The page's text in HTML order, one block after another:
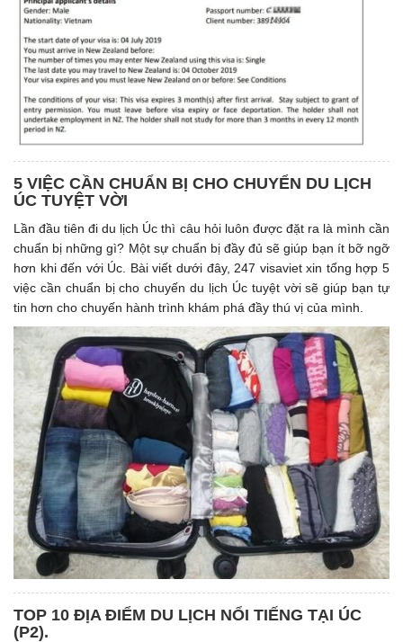
5 VIỆC CẦN CHUẨN BỊ CHO CHUYỂN DU LỊCH
ÚC TUYỆT VỜI
Lần đầu tiên đi du lịch Úc thì câu hỏi luôn được đặt ra là mình cần
chuẩn bị những gì? Một sự chuẩn bị đầy đủ sẽ giúp bạn ít bỡ ngỡ
hơn khi đến với Úc. Bài viết dưới đây, 247 visaviet xin tổng hợp 5
việc cần chuẩn bị cho chuyến du lịch Úc tuyệt vời sẽ giúp bạn tự
tin hơn cho chuyến hành trình khám phá đầy thú vị của mình.
TOP 10 ĐỊA ĐIỂM DU LỊCH NỔI TIẾNG TẠI ÚC
(P2).